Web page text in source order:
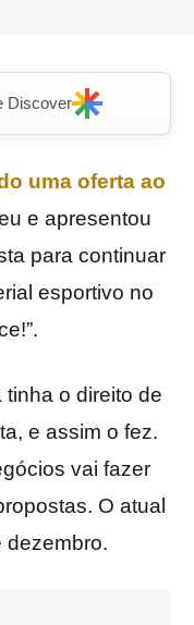
Discover
uma oferta ao
e apresentou
para continuar
esportivo no
tinha o direito de
e assim o fez.
vai fazer
O atual
dezembro.